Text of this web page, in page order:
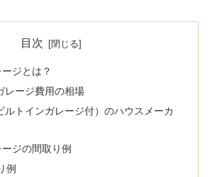
目次
ジとは？
レージ費用の相場
ルトインガレージ付）のハウスメーカ
ジの間取り例
例